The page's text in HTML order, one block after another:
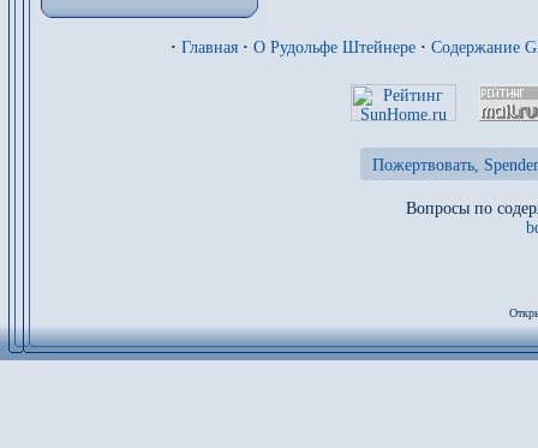
· Главная · О Рудольфе Штейнере · Содержание
Пожертвовать,
Вопросы по